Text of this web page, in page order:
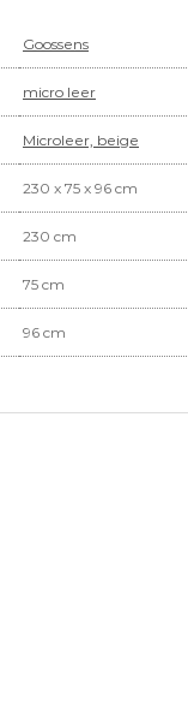
Goossens
micro leer
Microleer, beige
230 x 75 x 96 cm
230 cm
75 cm
96 cm